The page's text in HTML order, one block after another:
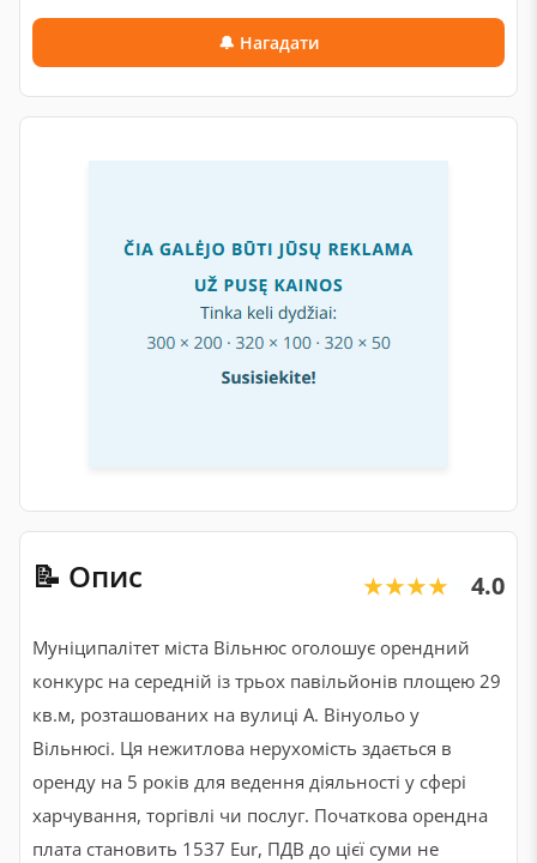
📝 Опис ★★★★★
★★★★★ 4.0
Муніципалітет міста Вільнюс оголошує орендний
конкурс на середній із трьох павільйонів площею 29
кв.м, розташованих на вулиці А. Вінуольо у
Вільнюсі. Ця нежитлова нерухомість здається в
оренду на 5 років для ведення діяльності у сфері
харчування, торгівлі чи послуг. Початкова орендна
плата становить 1537 Eur, ПДВ до цієї суми не
🔔 Нагадати